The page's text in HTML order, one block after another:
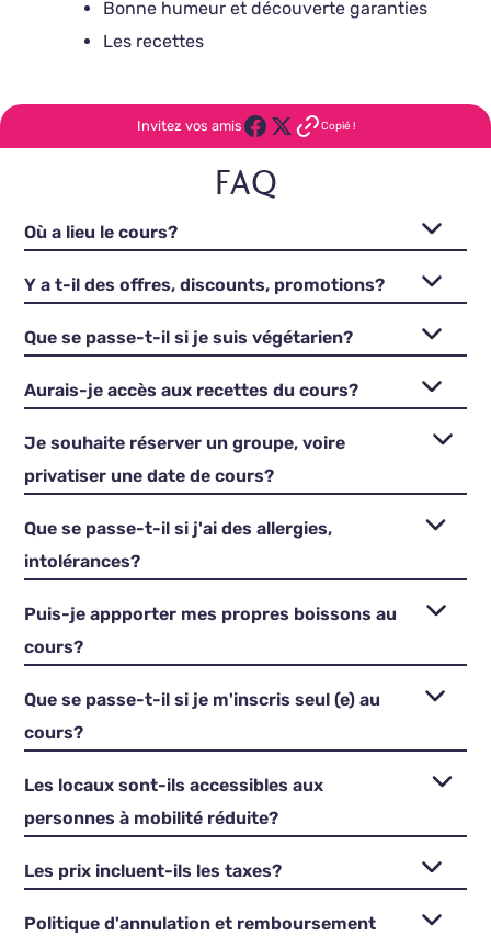
Bonne humeur et découverte garanties
Les recettes
Invitez vos amis Copié !
FAQ
Où a lieu le cours?
Y a t-il des offres, discounts, promotions?
Que se passe-t-il si je suis végétarien?
Aurais-je accès aux recettes du cours?
Je souhaite réserver un groupe, voire
privatiser une date de cours?
Que se passe-t-il si j'ai des allergies,
intolérances?
Puis-je appporter mes propres boissons au
cours?
Que se passe-t-il si je m'inscris seul (e) au
cours?
Les locaux sont-ils accessibles aux
personnes à mobilité réduite?
Les prix incluent-ils les taxes?
Politique d'annulation et remboursement